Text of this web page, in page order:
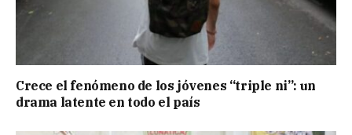
Crece el fenómeno de los jóvenes “triple ni”: un
drama latente en todo el país